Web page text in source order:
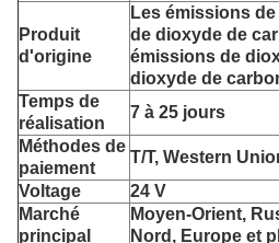
Produit
d'origine
Les émissions
de dioxyde de
émissions de
dioxyde de
Temps de
réalisation
7 à 25 jours
Méthodes de
paiement
T/T, Western
Voltage
24 V
Marché
principal
Moyen-Orient,
Nord, Europe et